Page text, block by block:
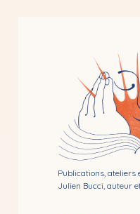
par
Julien
Bucci
Publications, ateliers
Julien Bucci, auteur